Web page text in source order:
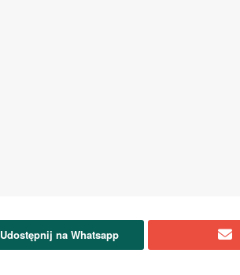
Udostępnij na Whatsapp